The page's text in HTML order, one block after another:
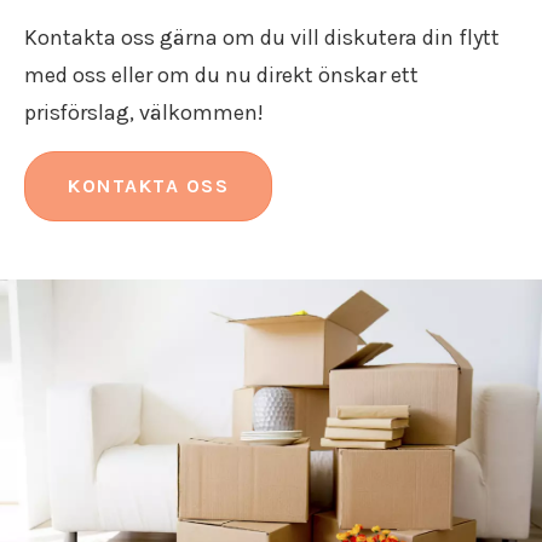
Kontakta oss gärna om du vill diskutera din flytt
med oss eller om du nu direkt önskar ett
prisförslag, välkommen!
KONTAKTA OSS